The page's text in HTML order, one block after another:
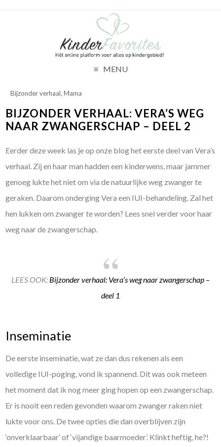
MENU
Bijzonder verhaal,Mama
BIJZONDER VERHAAL: VERA’S WEG
NAAR ZWANGERSCHAP – DEEL 2
Eerder deze week las je op onze blog het eerste deel van Vera’s
verhaal. Zij en haar man hadden een kinderwens, maar jammer
genoeg lukte het niet om via de natuurlijke weg zwanger te
geraken. Daarom onderging Vera een IUI-behandeling. Zal het
hen lukken om zwanger te worden? Lees snel verder voor haar
weg naar de zwangerschap.
LEES OOK: Bijzonder verhaal: Vera’s weg naar zwangerschap –
deel 1
Inseminatie
De eerste inseminatie, wat ze dan dus rekenen als een
volledige IUI-poging, vond ik spannend. Dit was ook meteen
het moment dat ik nog meer ging hopen op een zwangerschap.
Er is nooit een reden gevonden waarom zwanger raken niet
lukte voor ons. De twee opties die dan overblijven zijn
‘onverklaarbaar’ of ‘vijandige baarmoeder’. Klinkt heftig, he?!